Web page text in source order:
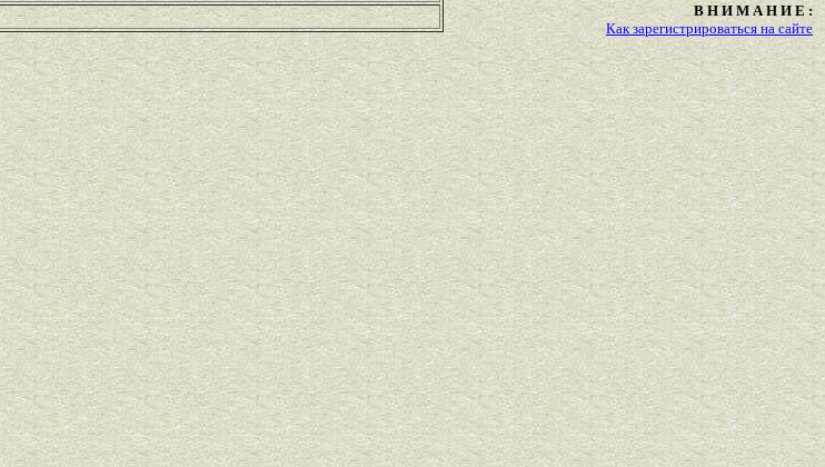
В Н И М А Н И Е :
Как зарегистрироваться на сайте